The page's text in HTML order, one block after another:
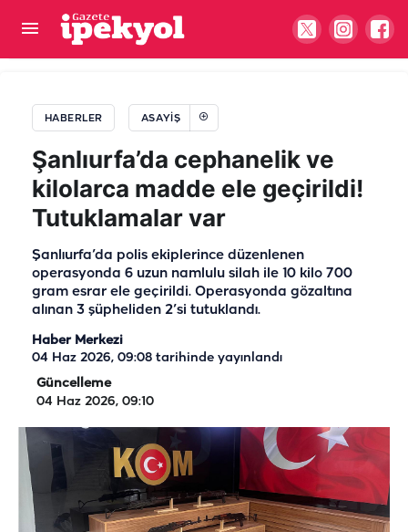
HABERLER ASAYIŞ
Şanlıurfa’da cephanelik ve
kilolarca madde ele geçirildi!
Tutuklamalar var
Şanlıurfa’da polis ekiplerince düzenlenen
operasyonda 6 uzun namlulu silah ile 10 kilo 700
gram esrar ele geçirildi. Operasyonda gözaltına
alınan 3 şüpheliden 2’si tutuklandı.
Haber Merkezi
04 Haz 2026, 09:08 tarihinde yayınlandı
Güncelleme
04 Haz 2026, 09:10
Şanlıurfa'da otomobil bariyerlere çarptı: 1 ölü, 1